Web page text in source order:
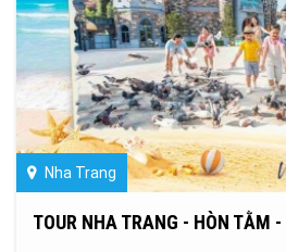
Nha Trang
TOUR NHA TRANG - HÒN TẰM